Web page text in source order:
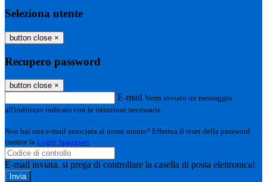
Seleziona utente
button close ×
Recupero password
button close ×
E-mail Verrà inviato un messaggio
all'indirizzo indicato con le istruzioni necessarie.
Non hai una e-mail associata al nome utente? Effettua il reset della password
tramite la Login Spaggiari
E-mail inviata, si prega di controllare la casella di posta elettronica!